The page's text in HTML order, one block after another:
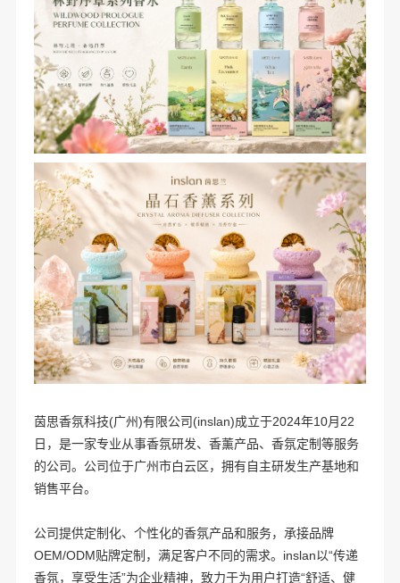
茵思香氛科技(广州)有限公司(inslan)成立于2024年10月22
日，是一家专业从事香氛研发、香薰产品、香氛定制等服务
的公司。公司位于广州市白云区，拥有自主研发生产基地和
销售平台。
公司提供定制化、个性化的香氛产品和服务，承接品牌
OEM/ODM贴牌定制，满足客户不同的需求。inslan以“传递
香氛，享受生活”为企业精神，致力于为用户打造“舒适、健